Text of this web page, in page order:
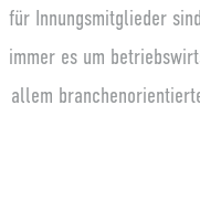
für Innungsmitglieder
immer es um
allem